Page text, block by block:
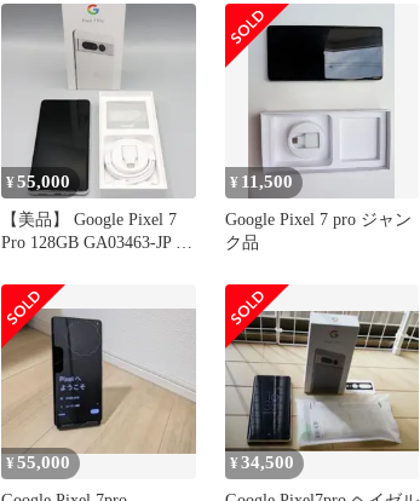
¥55,000
【美品】 Google Pixel 7
Pro 128GB GA03463-JP ス
トフォン スマホ グーグ
ル ピクセル 本体
¥ 11,500
Google Pixel 7 pro ジャン
ク品
¥55,000 ¥34,500